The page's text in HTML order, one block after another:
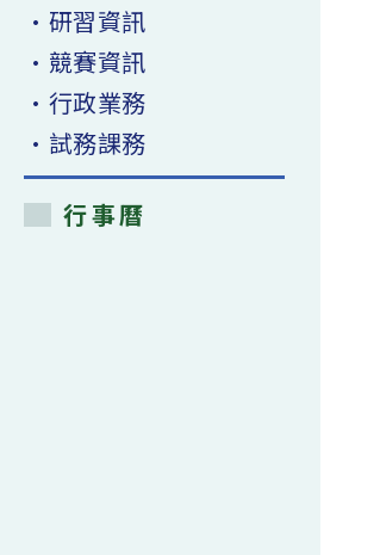
•研習資訊
•競賽資訊
•行政業務
•試務課務
行事曆